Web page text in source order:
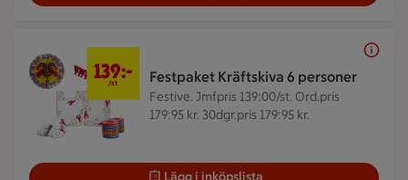
Festpaket Kräftskiva 6 personer
Festive. Jmfpris 139:00/st. Ord.pris
179:95 kr. 30dgr.pris 179:95 kr.
139:-
/st
Lägg i inköpslista